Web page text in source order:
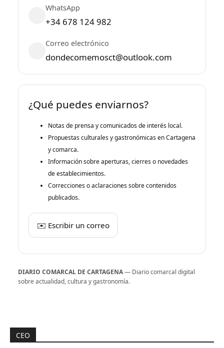
WhatsApp
+34 678 124 982
Correo electrónico
dondecomemosct@outlook.com
¿Qué puedes enviarnos?
Notas de prensa y comunicados de interés local.
Propuestas culturales y gastronómicas en Cartagena
y comarca.
Información sobre aperturas, cierres o novedades
de establecimientos.
Correcciones o aclaraciones sobre contenidos
publicados.
✉️ Escribir un correo
DIARIO COMARCAL DE CARTAGENA— Diario comarcal digital
sobre actualidad, cultura y gastronomía.
CEO